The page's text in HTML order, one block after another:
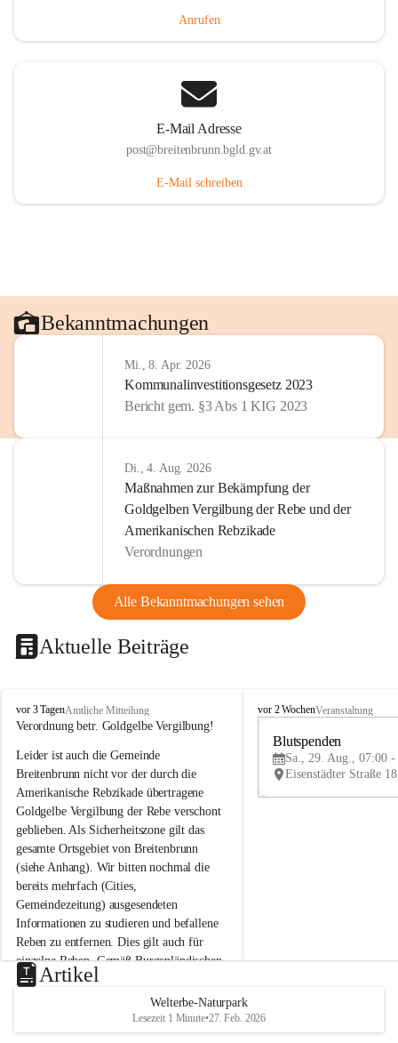
Anrufen
E-Mail Adresse
post@breitenbrunn.bgld.gv.at
E-Mail schreiben
Bekanntmachungen
Mi., 8. Apr. 2026
Kommunalinvestitionsgesetz 2023
Bericht gem. §3 Abs 1 KIG 2023
Di., 4. Aug. 2026
Maßnahmen zur Bekämpfung der
Goldgelben Vergilbung der Rebe und der
Amerikanischen Rebzikade
Verordnungen
Alle Bekanntmachungen sehen
Aktuelle Beiträge
B
r
i
t
e
n
b
r
u
n
n
a
m
N
e
u
s
d
vor 3 TagenAmtliche Mitteilung
Verordnung betr. Goldgelbe Vergilbung!
Leider ist auch die Gemeinde
Breitenbrunn nicht vor der durch die
Amerikanische Rebzikade übertragene
Goldgelbe Vergilbung der Rebe verschont
geblieben. Als Sicherheitszone gilt das
gesamte Ortsgebiet von Breitenbrunn
(siehe Anhang). Wir bitten nochmal die
bereits mehrfach (Cities,
Gemeindezeitung) ausgesendeten
Informationen zu studieren und befallene
Reben zu entfernen. Dies gilt auch für
einzelne Reben. Gemäß Burgenländischen
Weinbaugesetz sind nicht gepflegte oder
unzulässige Weingärten zu roden! Bitte
helfen wir zusammen um unsere Winzer
vor den prognostizierten Ernteausfällen
B
e
u
e
d
vor 2 WochenVeranstaltung
Blutspenden
Sa., 29. Aug., 07:00 -
Artikel
Welterbe-Naturpark
Lesezeit 1 Minute•27. Feb. 2026